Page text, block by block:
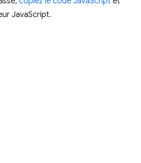
JavaScript.